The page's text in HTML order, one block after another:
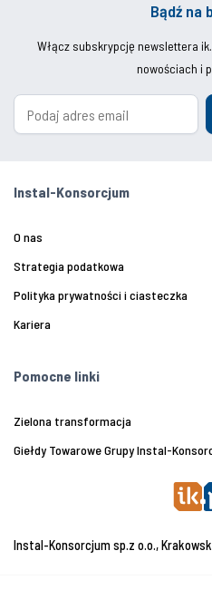
Bądź na
Włącz subskrypcję newslettera
nowościach i
Instal-Konsorcjum
O nas
Strategia podatkowa
Polityka prywatności i ciasteczka
Kariera
Pomocne linki
Zielona transformacja
Giełdy Towarowe Grupy Instal-
Instal-Konsorcjum sp.z o.o.,